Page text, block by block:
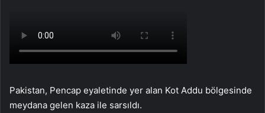
Pakistan, Pencap eyaletinde yer alan Kot Addu bölgesinde
meydana gelen kaza ile sarsıldı.